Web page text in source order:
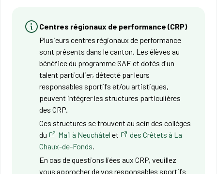
Centres régionaux de performance (CRP)
Plusieurs centres régionaux de performance
sont présents dans le canton. Les élèves au
bénéfice du programme SAE et dotés d'un
talent particulier, détecté par leurs
responsables sportifs et/ou artistiques,
peuvent intégrer les structures particulières
des CRP.
Ces structures se trouvent au sein des collèges
du
Mail à Neuchâtel et
des Crêtets à La
Chaux-de-Fonds.
En cas de questions liées aux CRP, veuillez
vous approcher de vos responsables sportifs